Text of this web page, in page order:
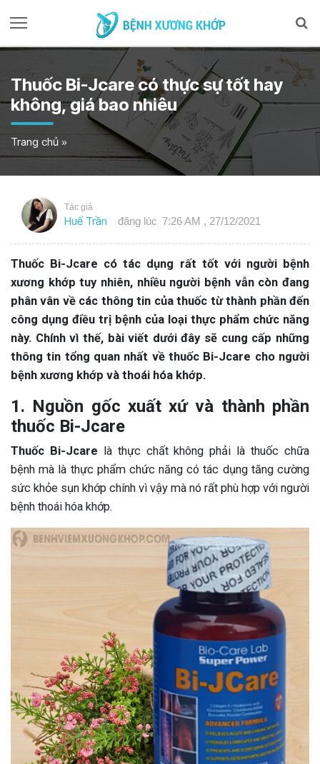
Thuốc Bi-Jcare có thực sự tốt hay
không, giá bao nhiêu
Trang chủ »
Tác giả
Huế Trần đăng lúc 7:26 AM , 27/12/2021
Thuốc Bi-Jcare có tác dụng rất tốt với người bệnh
xương khớp tuy nhiên, nhiều người bệnh vẫn còn đang
phân vân về các thông tin của thuốc từ thành phần đến
công dụng điều trị bệnh của loại thực phẩm chức năng
này. Chính vì thế, bài viết dưới đây sẽ cung cấp những
thông tin tổng quan nhất về thuốc Bi-Jcare cho người
bệnh xương khớp và thoái hóa khớp.
1. Nguồn gốc xuất xứ và thành phần
thuốc Bi-Jcare
Thuốc Bi-Jcare là thực chất không phải là thuốc chữa
bệnh mà là thực phẩm chức năng có tác dụng tăng cường
sức khỏe sụn khớp chính vì vậy mà nó rất phù hợp với người
bệnh thoái hóa khớp.